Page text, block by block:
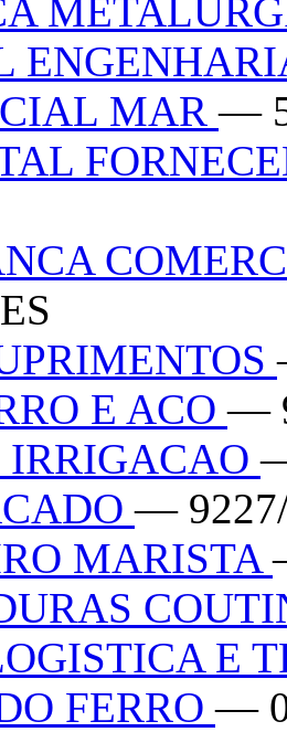
MAR—
E ACO—
IRRIGACAO
—
MARISTA
E
FERRO—